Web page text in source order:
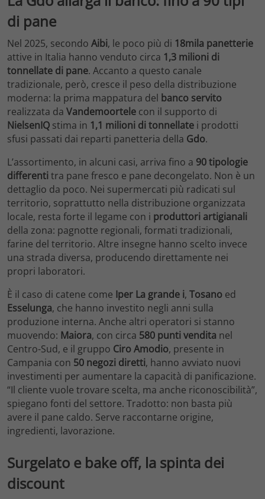
di pane
Nel 2025, secondo Aibi, le poco più di 18mila panetterie
attive in Italia hanno venduto circa 1,3 milioni di
tonnellate di pane. Accanto a questo canale
tradizionale, però, cresce il peso della distribuzione
moderna: la prima mappatura del banco servito
realizzata da Vandemoortele con il supporto di
NielsenIQ stima in 1,1 milioni di tonnellate i prodotti
sfusi passati dai reparti panetteria della Gdo.
L’assortimento, in alcuni casi, arriva fino a 90 tipologie
differentitra pane fresco e pane decongelato. Non è un
dettaglio da poco. Nei supermercati più radicati sul
territorio, soprattutto nella distribuzione organizzata
locale, resta forte il legame con i produttori artigianali
della zona: pagnotte regionali, formati tradizionali,
farine del territorio. Altre insegne hanno scelto invece
una strada diversa, producendo direttamente nei
propri laboratori.
È il caso di catene come Iper La grande i, Tosano ed
Esselunga, che hanno investito negli anni sulla
produzione interna. Anche altri operatori si stanno
muovendo: Maiora, con circa 580 punti vendita nel
Centro-Sud, e il gruppo Ciro Amodio, presente in
Campania con 50 negozi diretti, hanno avviato nuovi
investimenti per aumentare la capacità di panificazione.
“Il cliente vuole trovare scelta, ma anche riconoscibilità”,
spiegano fonti del settore. Tradotto: non basta più
avere il pane caldo. Serve raccontarne origine,
ingredienti, lavorazione.
Surgelato e bake off, la spinta dei
discount